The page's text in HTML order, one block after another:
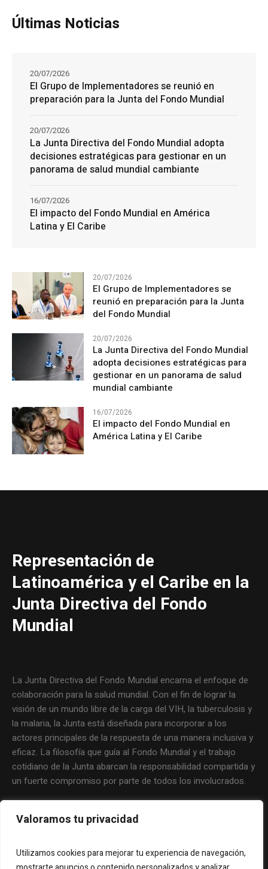
Valoramos tu privacidad
Utilizamos cookies para mejorar tu experiencia de navegación,
Últimas Noticias
El Grupo de Implementadores se reunió en
preparación para la Junta del Fondo Mundial
20/07/2026
La Junta Directiva del Fondo Mundial adopta
decisiones estratégicas para gestionar en un
panorama de salud mundial cambiante
20/07/2026
El impacto del Fondo Mundial en América
Latina y El Caribe
16/07/2026
20/07/2026
El Grupo de Implementadores se
reunió en preparación para la Junta
del Fondo Mundial
20/07/2026
La Junta Directiva del Fondo Mundial
adopta decisiones estratégicas para
gestionar en un panorama de salud
mundial cambiante
16/07/2026
El impacto del Fondo Mundial en
América Latina y El Caribe
Representación de
Latinoamérica y el Caribe en la
Junta Directiva del Fondo
Mundial
La Junta Directiva del Fondo Mundial encarna el enfoque de
colaboración para la salud mundial. Con el fin de lograr la
visión de un mundo libre de la carga del VIH, la tuberculosis y
la malaria, la Junta está diseñada para incorporar a los
actores principales de la respuesta de una manera inclusiva y
eficaz. La filosofía que guía al Fondo Mundial y el trabajo
cotidiano de la Junta abarcan la responsabilidad compartida y
un fuerte compromiso por parte de todos los involucrados.